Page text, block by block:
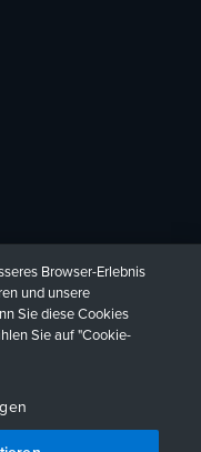
日本語
Browser-Erlebnis
und unsere
Sie diese Cookies
Sie auf "Cookie-